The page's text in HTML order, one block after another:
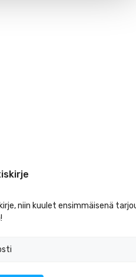
niin kuulet ensimmäisenä